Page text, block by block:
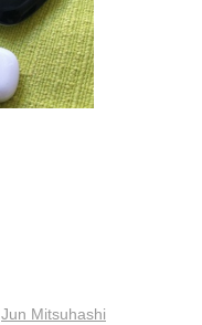
Jun Mitsuhashi